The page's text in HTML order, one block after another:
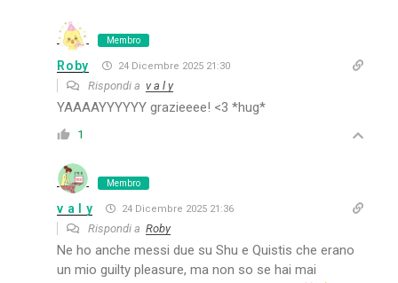
Membro
Roby 24 Dicembre 2025 21:30
Rispondi av a l y
YAAAAYYYYYY grazieeee! <3 *hug*
1
Membro
v a l y 24 Dicembre 2025 21:36
Rispondi aRoby
Ne ho anche messi due su Shu e Quistis che erano
un mio guilty pleasure, ma non so se hai mai